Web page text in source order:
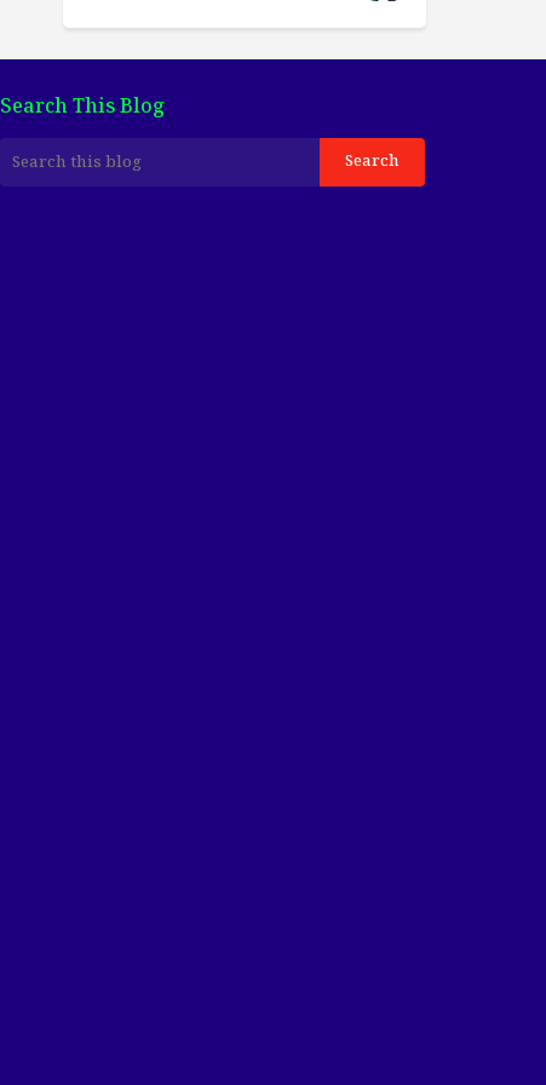
Search This Blog